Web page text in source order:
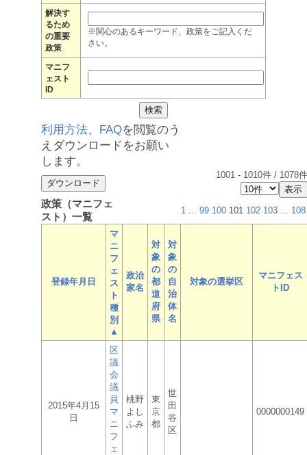
解決す
るため
の重要
政策
※関心のあるキーワード、政策をご記入くだ
さい。
マニフ
ェスト
ID
利用方法、 FAQを閲覧のう
えダウンロードをお願い
します。
1001 - 1010件 / 1078件
政策（マニフェ
スト）一覧
1 ... 99 100 101 102 103 ... 108
登録年月日
マ
ニ
フ
ェ
ス
ト
種
別
▲
政治
家名
対
象
の
都
道
府
県
対
象
の
自
治
体
名
対象の選挙区
マニフェス
トID
2015年4月15
日
区
議
会
議
員
マ
ニ
フ
ェ
桃野
よし
ふみ
東
京
都
世
田
谷
区
0000000149